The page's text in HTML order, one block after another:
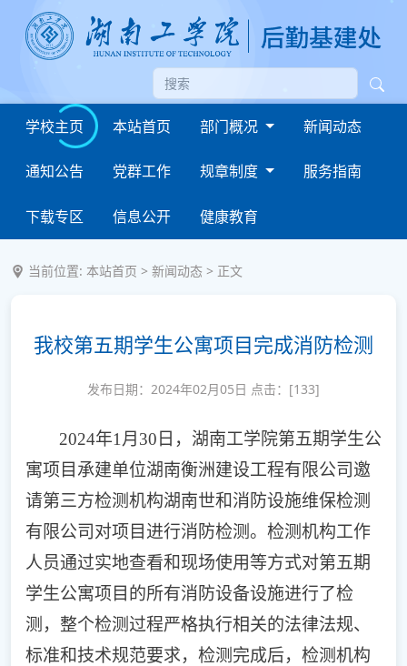
学校主页 本站首页 部门概况 新闻动态
通知公告 党群工作 规章制度 服务指南
下载专区 信息公开 健康教育
当前位置: 本站首页 > 新闻动态 > 正文
我校第五期学生公寓项目完成消防检测
发布日期：2024年02月05日 点击：[133]
2024年1月30日， 湖南工学院第五期学生公
寓项目承建单位湖南衡洲建设工程有限公司邀
请第三方检测机构湖南世和消防设施维保检测
有限公司对项目进行消防检测。检测机构工作
人员通过实地查看和现场使用等方式对第五期
学生公寓项目的所有消防设备设施进行了检
测， 整个检测过程严格执行相关的法律法规、
标准和技术规范要求， 检测完成后，检测机构